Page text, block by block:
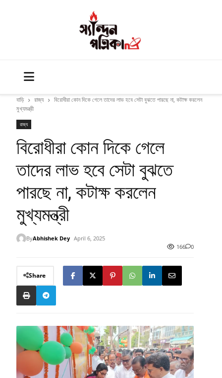
বাড়ি রাজ্য
বিরোধীরা কোন দিকে গেলে তাদের লাভ হবে সেটা বুঝতে পারছে না, কটাক্ষ করলেন
মুখ্যমন্ত্রী
রাজ্য
বিরোধীরা কোন দিকে গেলে
তাদের লাভ হবে সেটা বুঝতে
পারছে না, কটাক্ষ করলেন
মুখ্যমন্ত্রী
ByAbhishek Dey April 6, 2025
166
0
Share